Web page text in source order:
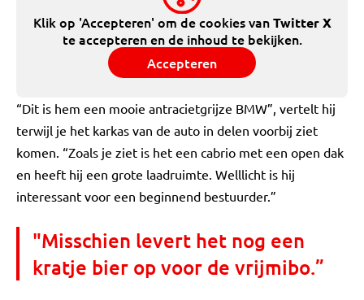
Klik op 'Accepteren' om de cookies vanTwitter X
te accepteren en de inhoud te bekijken.
Accepteren
“Dit is hem een mooie antracietgrijze BMW”, vertelt hij
terwijl je het karkas van de auto in delen voorbij ziet
komen. “Zoals je ziet is het een cabrio met een open dak
en heeft hij een grote laadruimte. Welllicht is hij
interessant voor een beginnend bestuurder.”
"Misschien levert het nog een
kratje bier op voor de vrijmibo.”